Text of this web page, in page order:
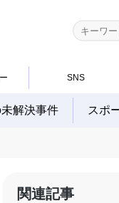
SNS
解決事件 スポ
関連記事